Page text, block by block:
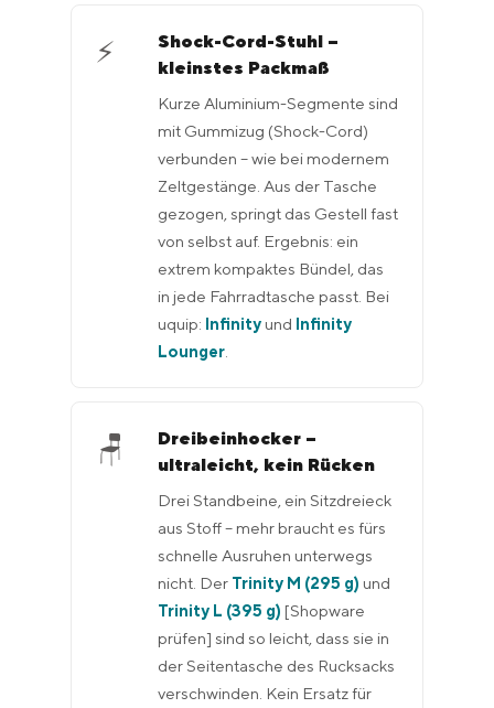
⚡
Shock-Cord-Stuhl –
kleinstes Packmaß
Kurze Aluminium-Segmente sind
mit Gummizug (Shock-Cord)
verbunden – wie bei modernem
Zeltgestänge. Aus der Tasche
gezogen, springt das Gestell fast
von selbst auf. Ergebnis: ein
extrem kompaktes Bündel, das
in jede Fahrradtasche passt. Bei
uquip: Infinity und Infinity
Lounger
🪑
Dreibeinhocker –
ultraleicht, kein Rücken
Drei Standbeine, ein Sitzdreieck
aus Stoff – mehr braucht es fürs
schnelle Ausruhen unterwegs
nicht. Der Trinity M (295 g) und
Trinity L (395 g) [Shopware
prüfen] sind so leicht, dass sie in
der Seitentasche des Rucksacks
verschwinden. Kein Ersatz für